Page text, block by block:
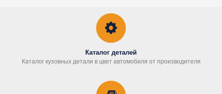
Каталог деталей
Каталог кузовных детали в цвет автомобиля от производителя